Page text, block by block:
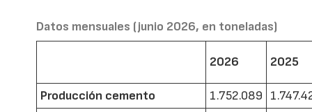
Datos mensuales (junio 2026, en toneladas)
2026 2025
Producción cemento 1.752.089